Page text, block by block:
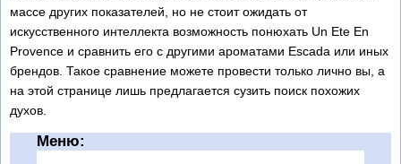
массе других показателей, но не стоит ожидать от
искусственного интеллекта возможность понюхать Un Ete En
Provence и сравнить его с другими ароматами Escada или иных
брендов. Такое сравнение можете провести только лично вы, а
на этой странице лишь предлагается сузить поиск похожих
духов.
Меню: